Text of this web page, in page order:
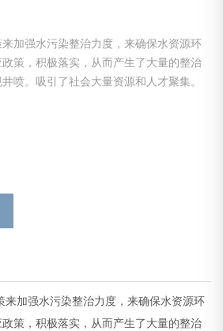
加强水污染整治力度，来确保水资源环
策，积极落实，从而产生了大量的整治
喷。吸引了社会大量资源和人才聚集。
保证。还有些企业，没经验，没资质，
就仓促上马，以上综合原因导致行业乱
来加强水污染整治力度，来确保水资源环
策，积极落实，从而产生了大量的整治